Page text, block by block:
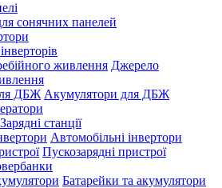
сонячних панелей
Джерело
Акумулятори для ДБЖ
Зарядні станції
Автомобільні інвертори
Пускозарядні пристрої
Батарейки та акумулятори